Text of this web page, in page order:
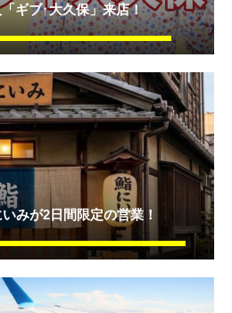
「ギブ↑大久保」来店！
みが2日間限定の営業！